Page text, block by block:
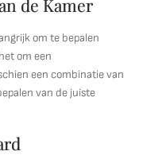
de Kamer
om te bepalen
om een
een combinatie van
van de juiste